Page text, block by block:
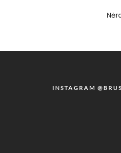
INSTAGRAM